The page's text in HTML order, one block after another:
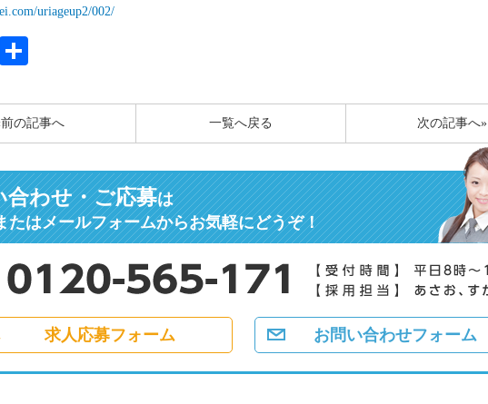
uriageup2/002/
X
の記事へ 次の記事へ»
一覧へ戻る
合わせ・ご応募は
たはメールフォームからお気軽にどうぞ！
求人応募フォーム お問い合わせフォーム